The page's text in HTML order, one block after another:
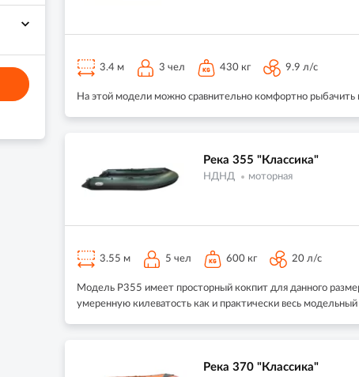
3.4 м 3 чел 430 кг 9.9 л/с
На этой модели можно сравнительно комфортно рыбачить
Река 355 "Классика"
НДНД моторная
3.55 м 5 чел 600 кг 20 л/с
Модель Р355 имеет просторный кокпит для данного
умеренную килеватость как и практически весь
Река 370 "Классика"